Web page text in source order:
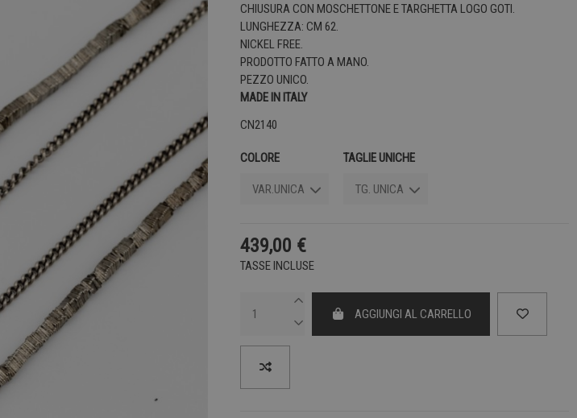
CHIUSURA CON MOSCHETTONE E TARGHETTA LOGO GOTI.
LUNGHEZZA: CM 62.
NICKEL FREE.
PRODOTTO FATTO A MANO.
PEZZO UNICO.
MADE IN ITALY
CN2140
COLORE TAGLIE UNICHE
439,00 €
TASSE INCLUSE
AGGIUNGI AL CARRELLO